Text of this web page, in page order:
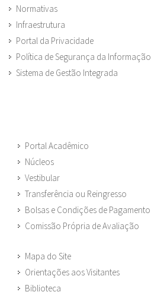
Normativas
Infraestrutura
Portal da Privacidade
Política de Segurança da Informação
Sistema de Gestão Integrada
Portal Acadêmico
Núcleos
Vestibular
Transferência ou Reingresso
Bolsas e Condições de Pagamento
Comissão Própria de Avaliação
Mapa do Site
Orientações aos Visitantes
Biblioteca